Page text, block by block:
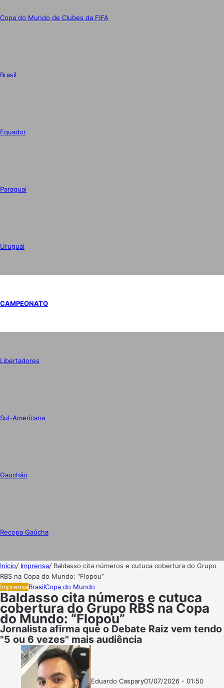
Copa do Mundo de Clubes da FIFA
Brasil
Equador
Paraguai
Uruguai
CAMPEONATO
Libertadores
Sul-Americana
Gauchão
Recopa Gaúcha
Início/ Imprensa/ Baldasso cita números e cutuca cobertura do Grupo
RBS na Copa do Mundo: “Flopou”
ImprensaBrasilCopa do Mundo
Baldasso cita números e cutuca
cobertura do Grupo RBS na Copa
do Mundo: “Flopou”
Jornalista afirma que o Debate Raiz vem tendo
"5 ou 6 vezes" mais audiência
Eduardo CasparyFollow
Mande
01/07/2026 - 01:50